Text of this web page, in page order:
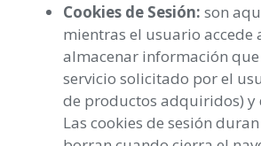
Cookies de Sesión: son
mientras el usuario accede
almacenar información
servicio solicitado por el
de productos adquiridos) y
Las cookies de sesión